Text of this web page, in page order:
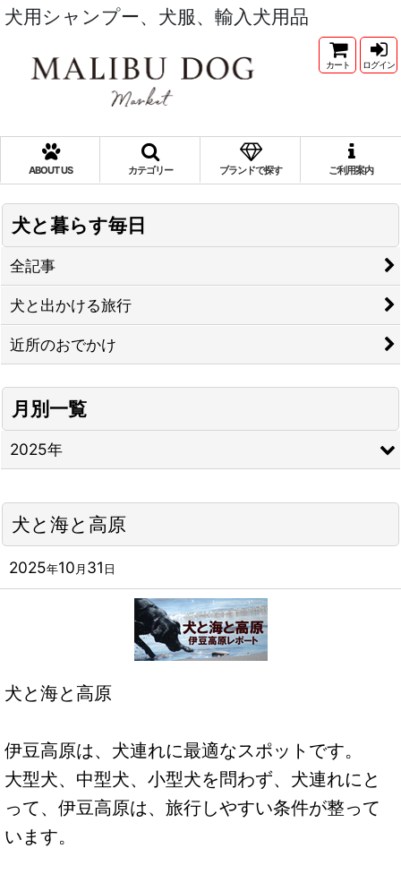
犬用シャンプー、犬服、輸入犬用品
カート ログイン
ABOUT US カテゴリー ブランドで探す ご利用案内
犬と海と高原
2025年10 月31 日
犬と海と高原
伊豆高原は、犬連れに最適なスポットです。
大型犬、中型犬、小型犬を問わず、犬連れにと
って、伊豆高原は、旅行しやすい条件が整って
います。
犬と暮らす毎日
全記事
犬と出かける旅行
近所のおでかけ
月別一覧
2025年